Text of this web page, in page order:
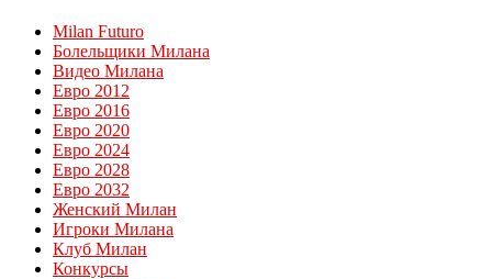
Milan Futuro
Болельщики Милана
Видео Милана
Евро 2012
Евро 2016
Евро 2020
Евро 2024
Евро 2028
Евро 2032
Женский Милан
Игроки Милана
Клуб Милан
Конкурсы